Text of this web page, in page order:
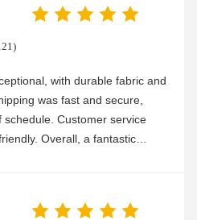
with durable fabric and
was fast and secure,
schedule. Customer service
Overall, a fantastic